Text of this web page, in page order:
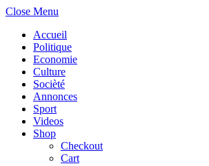
Close Menu
Accueil
Politique
Economie
Culture
Socièté
Annonces
Sport
Videos
Shop
Checkout
Cart